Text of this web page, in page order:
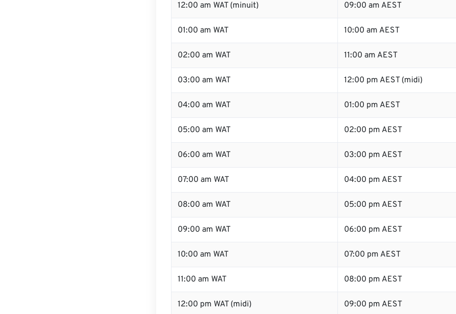
12:00 am WAT (minuit) 09:00 am AEST
01:00 am WAT 10:00 am AEST
02:00 am WAT 11:00 am AEST
03:00 am WAT 12:00 pm AEST (midi)
04:00 am WAT 01:00 pm AEST
05:00 am WAT 02:00 pm AEST
06:00 am WAT 03:00 pm AEST
07:00 am WAT 04:00 pm AEST
08:00 am WAT 05:00 pm AEST
09:00 am WAT 06:00 pm AEST
10:00 am WAT 07:00 pm AEST
11:00 am WAT 08:00 pm AEST
12:00 pm WAT (midi) 09:00 pm AEST